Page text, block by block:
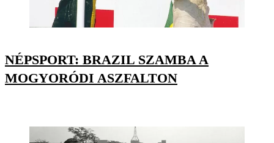
NÉPSPORT: BRAZIL SZAMBA A
MOGYORÓDI ASZFALTON